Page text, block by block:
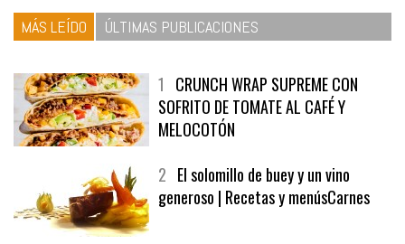
1CRUNCH WRAP SUPREME CON
SOFRITO DE TOMATE AL CAFÉ Y
MELOCOTÓN
2El solomillo de buey y un vino